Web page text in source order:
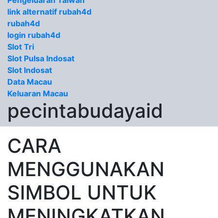
link alternatif rubah4d
rubah4d
login rubah4d
Slot Tri
Slot Pulsa Indosat
Slot Indosat
Data Macau
Keluaran Macau
pecintabudayaid
CARA
MENGGUNAKAN
SIMBOL UNTUK